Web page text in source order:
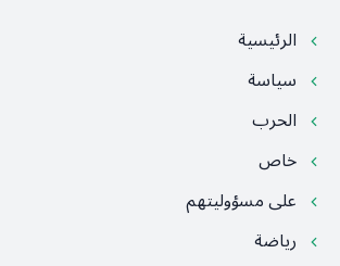
الرئيسية
سياسة
الحرب
خاص
على مسؤوليتهم
رياضة